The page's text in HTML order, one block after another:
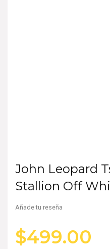
John Leopard
Stallion Off
Añade tu reseña
$499.00